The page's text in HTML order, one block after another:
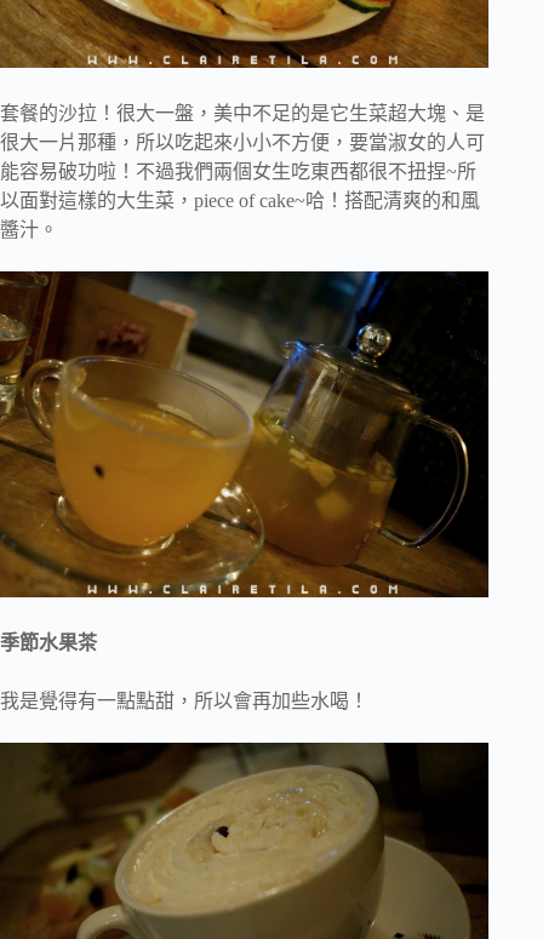
套餐的沙拉！很大一盤，美中不足的是它生菜超大塊、是
很大一片那種，所以吃起來小小不方便，要當淑女的人可
能容易破功啦！不過我們兩個女生吃東西都很不扭捏~所
以面對這樣的大生菜，piece of cake~哈！搭配清爽的和風
醬汁。
季節水果茶
我是覺得有一點點甜，所以會再加些水喝！